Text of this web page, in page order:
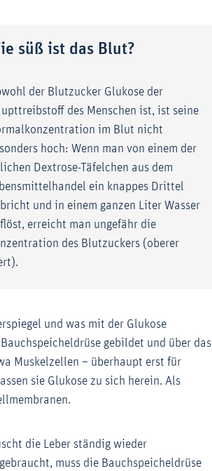
süß ist das Blut?
der Blutzucker Glukose der
des Menschen ist, ist seine
im Blut nicht
hoch: Wenn man von einem der
Dextrose-Täfelchen aus dem
ein knappes Drittel
und in einem ganzen Liter Wasser
erreicht man ungefähr die
des Blutzuckers (oberer
und was mit der Glukose
gebildet und über das
Muskelzellen – überhaupt erst für
sie Glukose zu sich herein. Als
die Leber ständig wieder
muss die Bauchspeicheldrüse